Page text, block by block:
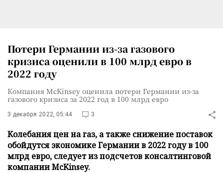
Потери Германии из-за газового
кризиса оценили в 100 млрд евро в
2022 году
Компания McKinsey оценила потери Германии из-за
газового кризиса за 2022 год в 100 млрд евро
3 декабря 2022, 05:44 3
Колебания цен на газ, а также снижение поставок
обойдутся экономике Германии в 2022 году в 100
млрд евро, следует из подсчетов консалтинговой
компании McKinsey.